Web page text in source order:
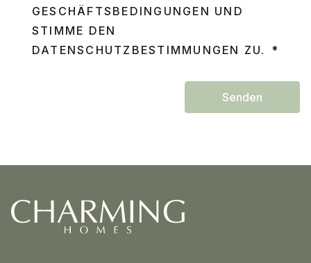
GESCHÄFTSBEDINGUNGEN UND
STIMME DEN
DATENSCHUTZBESTIMMUNGEN ZU.
Senden